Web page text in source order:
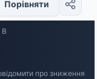
Порівняти
про зниження